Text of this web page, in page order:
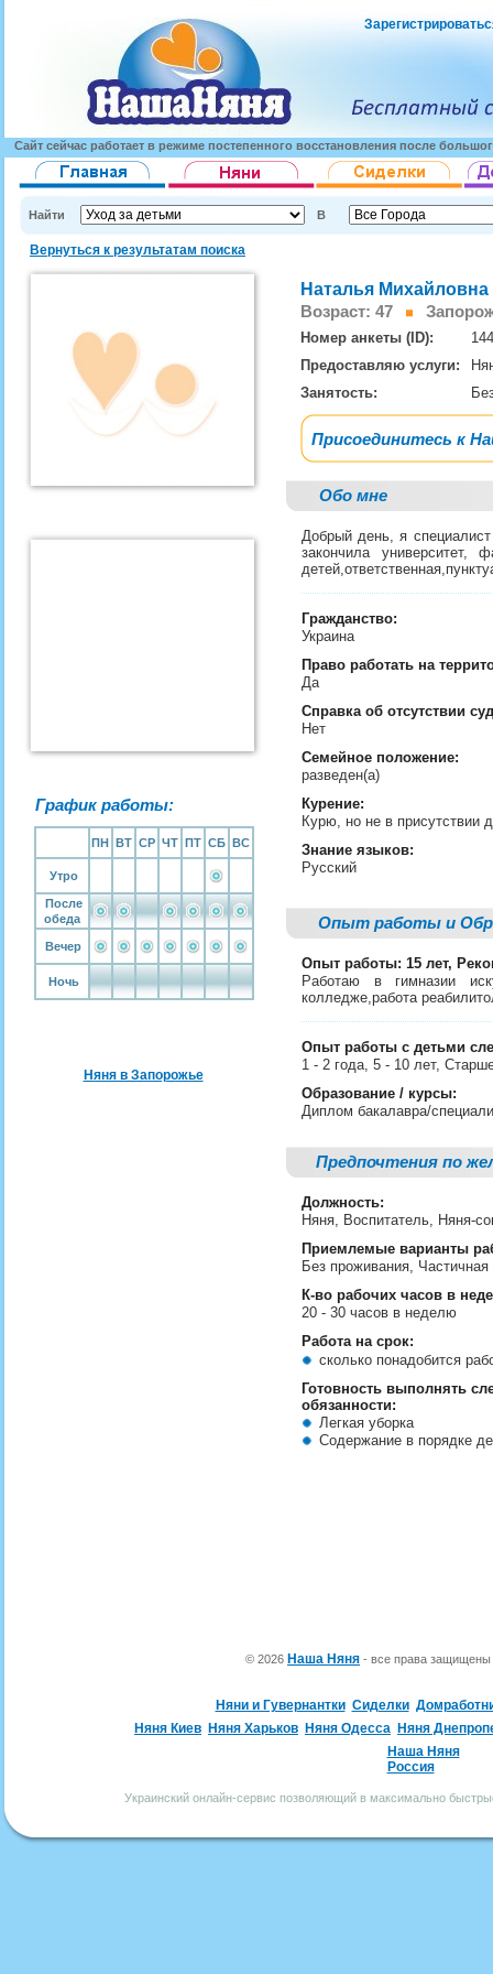
Сайт сейчас работает в режиме постепенного восстановления после
Найти В
Вернуться к результатам поиска
График работы:
ПН ВТ СР ЧТ ПТ СБ ВС
Утро
После
обеда
Вечер
Ночь
Няня в Запорожье
Наталья
Возраст: 47
Номер анкеты (ID):
Предоставляю услуги:
Занятость:
Присоединитесь к
Обо мне
Добрый день, я
закончила университет,
Гражданство:
Украина
Право работать на
Да
Справка об отсутствии
Нет
Семейное положение:
разведен(а)
Курение:
Курю, но не в присутствии
Знание языков:
Русский
Опыт работы и
Опыт работы: 15 лет,
Работаю в гимназии
колледже,работа
Опыт работы с детьми
1 - 2 года, 5 - 10 лет,
Образование / курсы:
Диплом бакалавра/
Предпочтения по
Должность:
Няня, Воспитатель, Няня-
Приемлемые варианты
Без проживания, Частичная
К-во рабочих часов в
20 - 30 часов в неделю
Работа на срок:
сколько понадобится
Готовность выполнять
обязанности:
Легкая уборка
Содержание в порядке
© 2026 Наша Няня - все права
Няни и Гувернантки Сиделки
Няня Киев Няня Харьков Няня Одесса Няня
Наша Няня
Россия
Украинский онлайн-сервис позволяющий в максимально